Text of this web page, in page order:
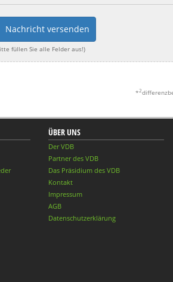
versenden
füllen Sie alle Felder aus!)
*2
ÜBER UNS
Der VDB
Partner des VDB
Das Präsidium des VDB
Kontakt
Impressum
AGB
Datenschutzerklärung